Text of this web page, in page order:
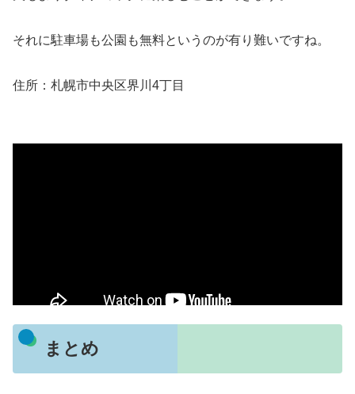
それに駐車場も公園も無料というのが有り難いですね。
住所：札幌市中央区界川4丁目
まとめ